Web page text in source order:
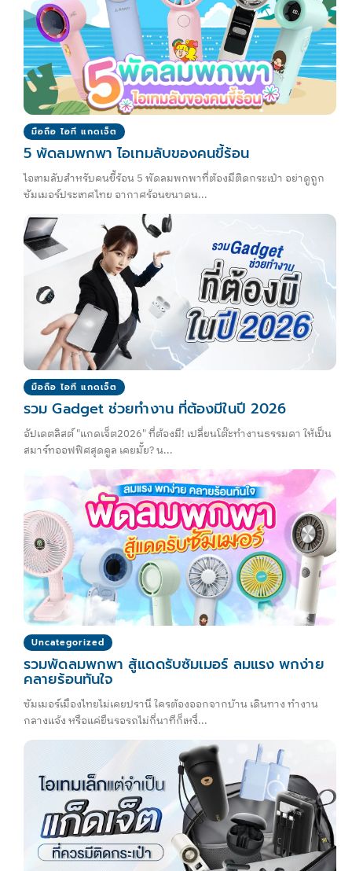
มือถือ ไอที แกดเจ็ต
5 พัดลมพกพา ไอเทมลับของคนขี้ร้อน
ไอเทมลับสำหรับคนขี้ร้อน 5 พัดลมพกพาที่ต้องมีติดกระเป๋า อย่าดูถูก
ซัมเมอร์ประเทศไทย อากาศร้อนขนาดน...
มือถือ ไอที แกดเจ็ต
รวม Gadget ช่วยทำงาน ที่ต้องมีในปี 2026
อัปเดตลิสต์ "แกดเจ็ต2026" ที่ต้องมี! เปลี่ยนโต๊ะทำงานธรรมดา ให้เป็น
สมาร์ทออฟฟิศสุดคูล เคยมั้ย? น...
Uncategorized
รวมพัดลมพกพา สู้แดดรับซัมเมอร์ ลมแรง พกง่าย
คลายร้อนทันใจ
ซัมเมอร์เมืองไทยไม่เคยปรานี ใครต้องออกจากบ้าน เดินทาง ทำงาน
กลางแจ้ง หรือแค่ยืนรอรถไม่กี่นาทีก็เหงื่...